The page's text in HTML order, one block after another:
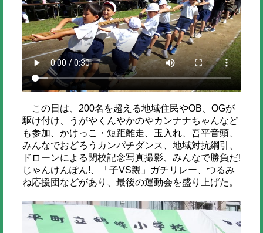
この日は、200名を超える地域住民やOB、OGが
駆け付け、うがやくんやかのやカンナナちゃんなど
も参加、かけっこ・短距離走、玉入れ、吾平音頭、
みんなでおどろうカンパチダンス、地域対抗綱引、
ドローンによる閉校記念写真撮影、みんなで勝負だ!
じゃんけんぽん!、「子VS親」ガチリレー、つるみ
ね応援団などがあり、最後の運動会を盛り上げた。